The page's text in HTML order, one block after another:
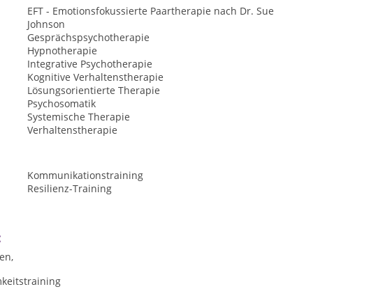
EFT - Emotionsfokussierte Paartherapie nach Dr. Sue
Johnson
Gesprächspsychotherapie
Hypnotherapie
Integrative Psychotherapie
Kognitive Verhaltenstherapie
Lösungsorientierte Therapie
Psychosomatik
Systemische Therapie
Verhaltenstherapie
Kommunikationstraining
Resilienz-Training